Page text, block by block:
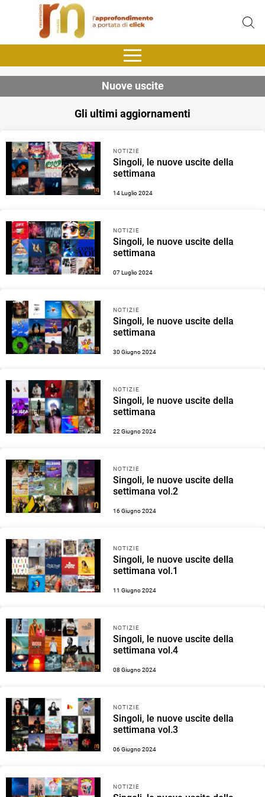
Nuove uscite
Gli ultimi aggiornamenti
NOTIZIE
Singoli, le nuove uscite della
settimana
14 Luglio 2024
NOTIZIE
Singoli, le nuove uscite della
settimana
07 Luglio 2024
NOTIZIE
Singoli, le nuove uscite della
settimana
30 Giugno 2024
NOTIZIE
Singoli, le nuove uscite della
settimana
22 Giugno 2024
NOTIZIE
Singoli, le nuove uscite della
settimana vol.2
16 Giugno 2024
NOTIZIE
Singoli, le nuove uscite della
settimana vol.1
11 Giugno 2024
NOTIZIE
Singoli, le nuove uscite della
settimana vol.4
08 Giugno 2024
NOTIZIE
Singoli, le nuove uscite della
settimana vol.3
06 Giugno 2024
NOTIZIE